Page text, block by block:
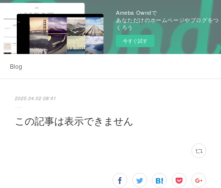
Ameba Owndで
あなただけのホームページやブログをつ
くろう
今すぐ試す
Blog
2025.04.02 08:41
この記事は表示できません